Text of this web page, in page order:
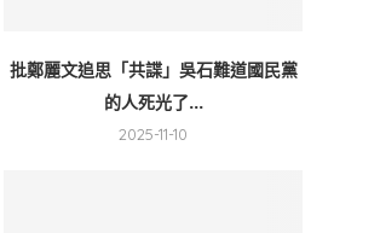
批鄭麗文追思「共諜」吳石難道國民黨
的人死光了...
2025-11-10